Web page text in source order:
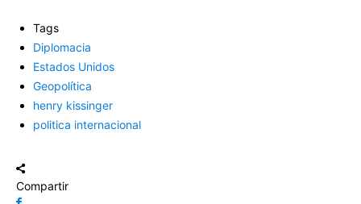
Tags
Diplomacia
Estados Unidos
Geopolítica
henry kissinger
politica internacional
Compartir